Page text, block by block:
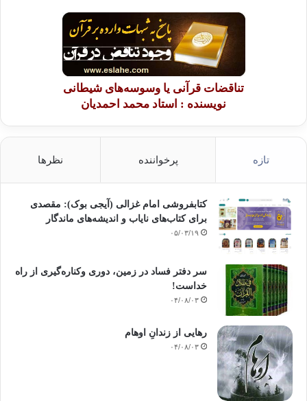
تناقضات قرآنی یا وسوسه‌های شیطانی
نویسنده : استاد محمد احمدیان
تازه پرخواننده نظرها
کتابفروشی امام غزالی (آیجی بوک): مقصدی
برای کتاب‌های نایاب و اندیشه‌های ماندگار
۰۵/۰۳/۱۹
سر دفتر فساد در زمین‌، دوری وکناره‌گیری از راه
خداست‌!
۰۴/۰۸/۰۳
رهایی از زندانِ اوهام
۰۴/۰۸/۰۳